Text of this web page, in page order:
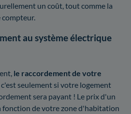
un coût, tout comme la
compteur.
au système électrique
le raccordement de votre
c'est seulement si votre logement
sera payant ! Le prix d'un
fonction de votre zone d'habitation